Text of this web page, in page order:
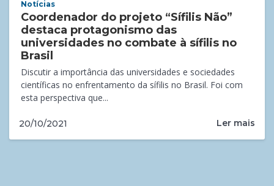
Notícias
Coordenador do projeto “Sífilis Não”
destaca protagonismo das
universidades no combate à sífilis no
Brasil
Discutir a importância das universidades e sociedades
científicas no enfrentamento da sífilis no Brasil. Foi com
esta perspectiva que...
20/10/2021 Ler mais